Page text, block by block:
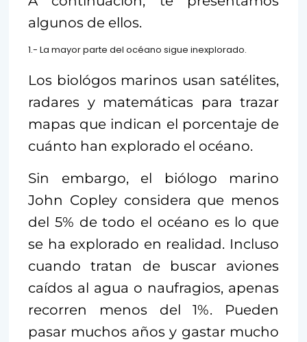
algunos de ellos.
1.- La mayor parte del océano sigue inexplorado.
Los biológos marinos usan satélites,
radares y matemáticas para trazar
mapas que indican el porcentaje de
cuánto han explorado el océano.
Sin embargo, el biólogo marino
John Copley considera que menos
del 5% de todo el océano es lo que
se ha explorado en realidad. Incluso
cuando tratan de buscar aviones
caídos al agua o naufragios, apenas
recorren menos del 1%. Pueden
pasar muchos años y gastar mucho